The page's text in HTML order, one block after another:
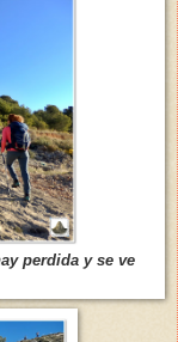
perdida y se ve